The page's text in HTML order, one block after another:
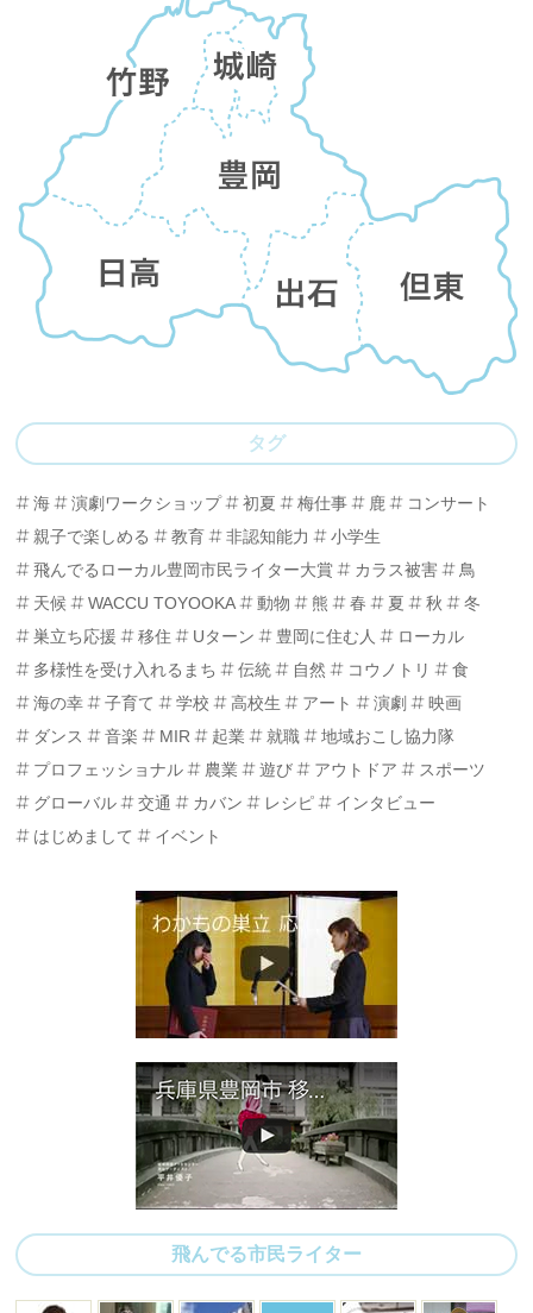
タグ
海 演劇ワークショップ 初夏 梅仕事 鹿
コンサート
親子で楽しめる
教育 非認知能力
小学生
飛んでるローカル豊岡市民ライター大賞
カラス被害
鳥
天候
WACCU TOYOOKA 動物 熊 春 夏 秋
冬
巣立ち応援
移住 Uターン 豊岡に住む人
ローカル
多様性を受け入れるまち
伝統 自然 コウノトリ
食
海の幸
子育て 学校 高校生 アート 演劇
映画
ダンス
音楽 MIR 起業 就職
地域おこし協力隊
プロフェッショナル
農業 遊び アウトドア
スポーツ
グローバル
交通 カバン レシピ
インタビュー
はじめまして
イベント
飛んでる市民ライター